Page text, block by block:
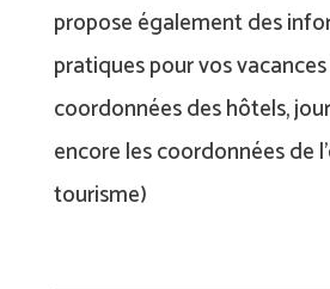
propose également des
pratiques pour vos
coordonnées des hôtels,
encore les coordonnées de
tourisme)